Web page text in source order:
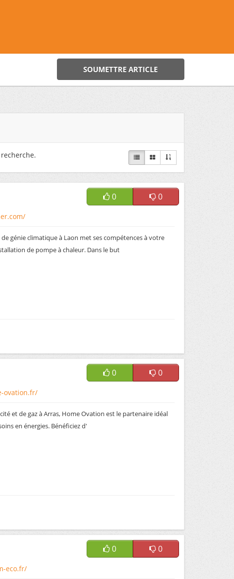
SOUMETTRE ARTICLE
0 0
de génie climatique à Laon met ses compétences à votre
de pompe à chaleur. Dans le but
0 0
ovation.fr/
et de gaz à Arras, Home Ovation est le partenaire idéal
en énergies. Bénéficiez d'
0 0
eco.fr/